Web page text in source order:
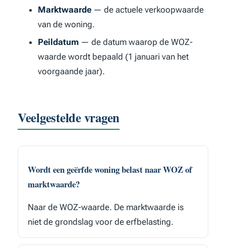
Marktwaarde— de actuele verkoopwaarde
van de woning.
Peildatum— de datum waarop de WOZ-
waarde wordt bepaald (1 januari van het
voorgaande jaar).
Veelgestelde vragen
Wordt een geërfde woning belast naar WOZ of
marktwaarde?
Naar de WOZ-waarde. De marktwaarde is
niet de grondslag voor de erfbelasting.